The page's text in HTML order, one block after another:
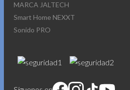
MARCA JALTECH
Smart Home NEXXT
Sonido PRO